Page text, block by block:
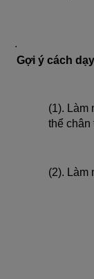
∙
Gợi ý cách
(1). Làm
thể chân
(2). Làm